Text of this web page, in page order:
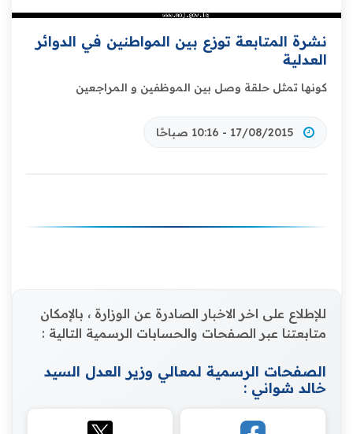
نشرة المتابعة توزع بين المواطنين في الدوائر
العدلية
كونها تمثل حلقة وصل بين الموظفين و المراجعين
17/08/2015 - 10:16 صباحًا
للإطلاع على اخر الاخبار الصادرة عن الوزارة ، بالإمكان
متابعتنا عبر الصفحات والحسابات الرسمية التالية :
الصفحات الرسمية لمعالي وزير العدل السيد
خالد شواني :